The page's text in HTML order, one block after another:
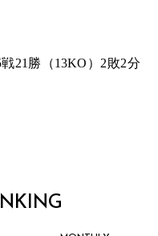
21勝（13KO）2敗2分